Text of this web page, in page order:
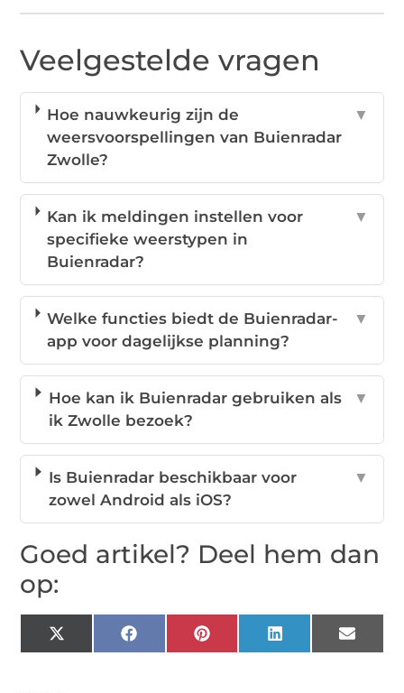
Veelgestelde vragen
Hoe nauwkeurig zijn de
weersvoorspellingen van Buienradar
Zwolle?
▼
Kan ik meldingen instellen voor
specifieke weerstypen in
Buienradar?
▼
Welke functies biedt de Buienradar-
app voor dagelijkse planning?
▼
Hoe kan ik Buienradar gebruiken als
ik Zwolle bezoek?
▼
Is Buienradar beschikbaar voor
zowel Android als iOS?
▼
Goed artikel? Deel hem dan
op:
X
(Twitter)
FacebookPinterestLinkedIn Email